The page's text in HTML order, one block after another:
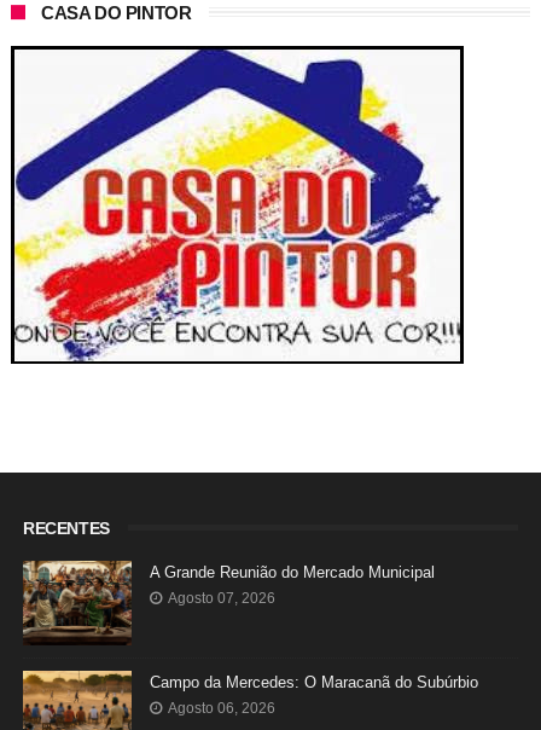
CASA DO PINTOR
RECENTES
A Grande Reunião do Mercado Municipal
Agosto 07, 2026
Campo da Mercedes: O Maracanã do Subúrbio
Agosto 06, 2026